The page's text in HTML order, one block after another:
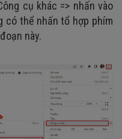
cụ khác => nhấn vào
có thể nhấn tổ hợp phím
này.